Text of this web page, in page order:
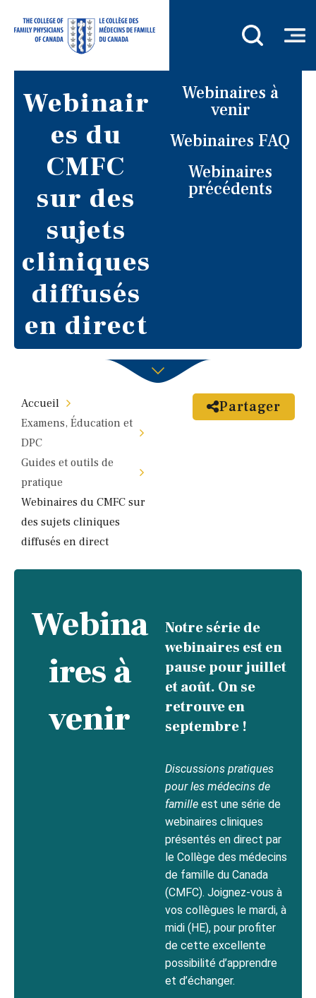
Webinair
es du
CMFC
sur des
sujets
cliniques
diffusés
en direct
Webinaires à
venir
Webinaires FAQ
Webinaires
précédents
Accueil
Examens, Éducation et
DPC
Guides et outils de
pratique
Webinaires du CMFC sur
des sujets cliniques
diffusés en direct
Partager
Webina
ires à
venir
Notre série de
webinaires est en
pause pour juillet
et août. On se
retrouve en
septembre !
Discussions pratiques
pour les médecins de
famille est une série de
webinaires cliniques
présentés en direct par
le Collège des médecins
de famille du Canada
(CMFC). Joignez-vous à
vos collègues le mardi, à
midi (HE), pour profiter
de cette excellente
possibilité d’apprendre
et d’échanger.